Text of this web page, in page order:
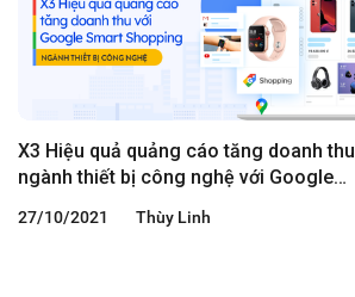
X3 Hiệu quả quảng cáo tăng doanh thu
ngành thiết bị công nghệ với Google
27/10/2021 Thùy Linh